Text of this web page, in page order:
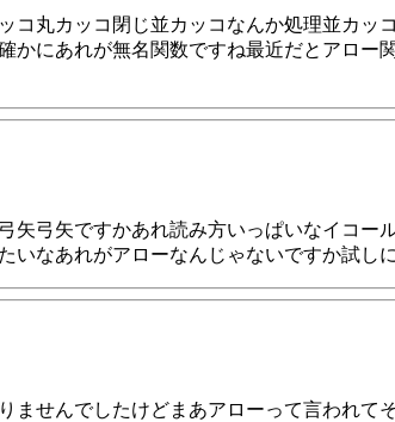
コ丸カッコ閉じ並カッコなんか処理並カ
かにあれが無名関数ですね最近だとアロ
矢弓矢ですかあれ読み方いっぱいなイコ
いなあれがアローなんじゃないですか試し
ませんでしたけどまあアローって言われ